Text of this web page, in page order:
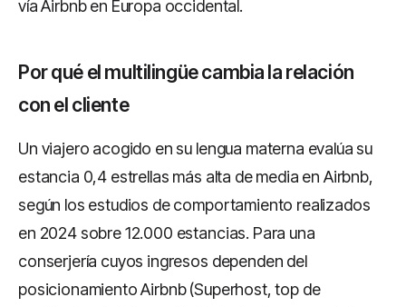
vía Airbnb en Europa occidental.
Por qué el multilingüe cambia la relación
con el cliente
Un viajero acogido en su lengua materna evalúa su
estancia 0,4 estrellas más alta de media en Airbnb,
según los estudios de comportamiento realizados
en 2024 sobre 12.000 estancias. Para una
conserjería cuyos ingresos dependen del
posicionamiento Airbnb (Superhost, top de